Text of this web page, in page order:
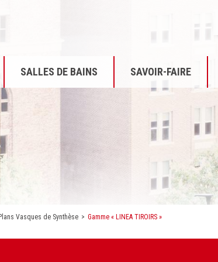
SALLES DE BAINS SAVOIR-FAIRE
Vasques de Synthèse Gamme « LINEA TIROIRS »